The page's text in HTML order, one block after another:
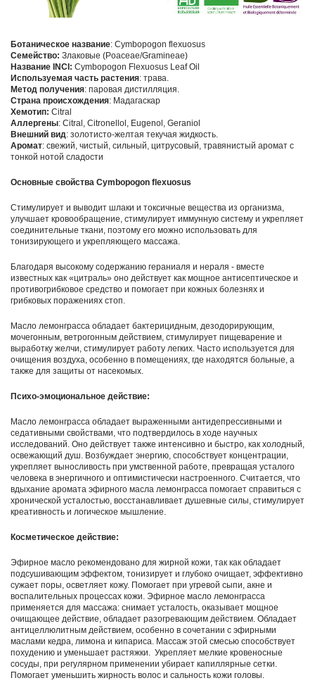
Ботаническое название: Cymbopogon flexuosus
Семейство: Злаковые (Poaceae/Gramineae)
Название INCI: Cymbopogon Flexuosus Leaf Oil
Используемая часть растения: трава.
Метод получения: паровая дистилляция.
Страна происхождения: Мадагаскар
Хемотип: Citral
Аллергены: Citral, Citronellol, Eugenol, Geraniol
Внешний вид: золотисто-желтая текучая жидкость.
Аромат: свежий, чистый, сильный, цитрусовый, травянистый аромат с
тонкой нотой сладости
Основные свойства Cymbopogon flexuosus
Стимулирует и выводит шлаки и токсичные вещества из организма,
улучшает кровообращение, стимулирует иммунную систему и укрепляет
соединительные ткани, поэтому его можно использовать для
тонизирующего и укрепляющего массажа.
Благодаря высокому содержанию гераниаля и нераля - вместе
известных как «цитраль» оно действует как мощное антисептическое и
противогрибковое средство и помогает при кожных болезнях и
грибковых поражениях стоп.
Масло лемонграсса обладает бактерицидным, дезодорирующим,
мочегонным, ветрогонным действием, стимулирует пищеварение и
выработку желчи, стимулирует работу легких. Часто используется для
очищения воздуха, особенно в помещениях, где находятся больные, а
также для защиты от насекомых.
Психо-эмоциональное действие:
Масло лемонграсса обладает выраженными антидепрессивными и
седативными свойствами, что подтвердилось в ходе научных
исследований. Оно действует также интенсивно и быстро, как холодный,
освежающий душ. Возбуждает энергию, способствует концентрации,
укрепляет выносливость при умственной работе, превращая усталого
человека в энергичного и оптимистически настроенного. Считается, что
вдыхание аромата эфирного масла лемонграсса помогает справиться с
хронической усталостью, восстанавливает душевные силы, стимулирует
креативность и логическое мышление.
Косметическое действие:
Эфирное масло рекомендовано для жирной кожи, так как обладает
подсушивающим эффектом, тонизирует и глубоко очищает, эффективно
сужает поры, осветляет кожу. Помогает при угревой сыпи, акне и
воспалительных процессах кожи. Эфирное масло лемонграсса
применяется для массажа: снимает усталость, оказывает мощное
очищающее действие, обладает разогревающим действием. Обладает
антицеллюлитным действием, особенно в сочетании с эфирными
маслами кедра, лимона и кипариса. Массаж этой смесью способствует
похудению и уменьшает растяжки. Укрепляет мелкие кровеносные
сосуды, при регулярном применении убирает капиллярные сетки.
Помогает уменьшить жирность волос и сальность кожи головы.